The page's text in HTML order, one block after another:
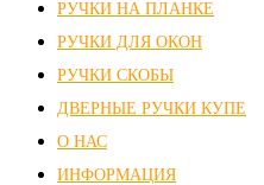
РУЧКИ НА ПЛАНКЕ
РУЧКИ ДЛЯ ОКОН
РУЧКИ СКОБЫ
ДВЕРНЫЕ РУЧКИ КУПЕ
О НАС
ИНФОРМАЦИЯ